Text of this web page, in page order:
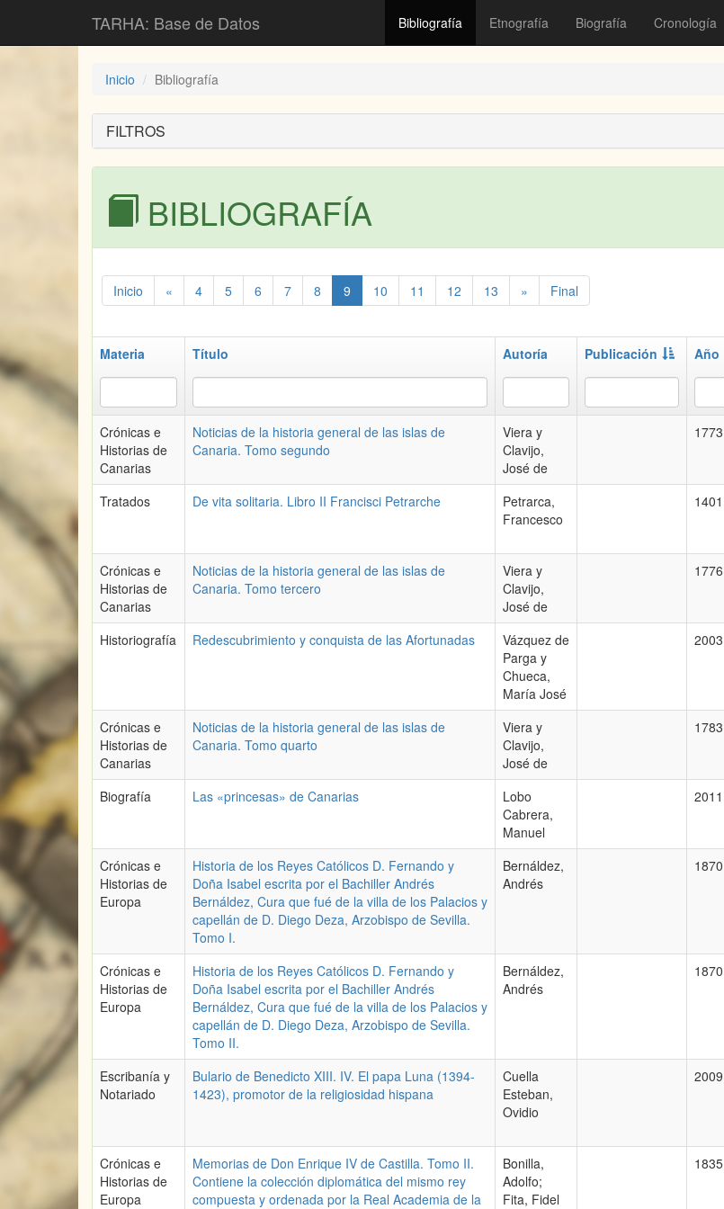
TARHA: Base de Datos Bibliografía Etnografía Biografía Cronología
Inicio Bibliografía
FILTROS
BIBLIOGRAFÍA
Inicio « 4 5 6 7 8 9 10 11 12 13 » Final
Materia Título Autoría Publicación Año
Crónicas e
Historias de
Canarias
Noticias de la historia general de las islas de
Canaria. Tomo segundo
Viera y
Clavijo,
José de
1773
Tratados De vita solitaria. Libro II Francisci Petrarche
Petrarca,
Francesco
1401
Crónicas e
Historias de
Canarias
Noticias de la historia general de las islas de
Canaria. Tomo tercero
Viera y
Clavijo,
José de
1776
Historiografía Redescubrimiento y conquista de las Afortunadas
Vázquez de
Parga y
Chueca,
María José
2003
Crónicas e
Historias de
Canarias
Noticias de la historia general de las islas de
Canaria. Tomo quarto
Viera y
Clavijo,
José de
1783
Biografía Las «princesas» de Canarias
Lobo
Cabrera,
Manuel
2011
Crónicas e
Historias de
Europa
Historia de los Reyes Católicos D. Fernando y
Doña Isabel escrita por el Bachiller Andrés
Bernáldez, Cura que fué de la villa de los Palacios y
capellán de D. Diego Deza, Arzobispo de Sevilla.
Tomo I.
Bernáldez,
Andrés
1870
Crónicas e
Historias de
Europa
Historia de los Reyes Católicos D. Fernando y
Doña Isabel escrita por el Bachiller Andrés
Bernáldez, Cura que fué de la villa de los Palacios y
capellán de D. Diego Deza, Arzobispo de Sevilla.
Tomo II.
Bernáldez,
Andrés
1870
Escribanía y
Notariado
Bulario de Benedicto XIII. IV. El papa Luna (1394-
1423), promotor de la religiosidad hispana
Cuella
Esteban,
Ovidio
2009
Crónicas e
Historias de
Europa
Memorias de Don Enrique IV de Castilla. Tomo II.
Contiene la colección diplomática del mismo rey
compuesta y ordenada por la Real Academia de la
Bonilla,
Adolfo;
Fita, Fidel
1835